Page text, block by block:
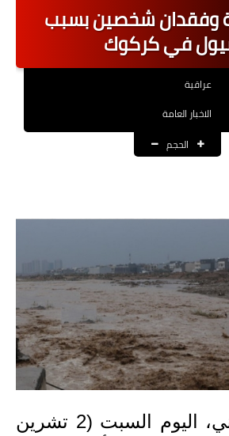
اخبار القطاع العام
اخبار القطاع الخاص
العقود والاجور اليومية
المنح المالية
قطع الاراضي
اخبار العراق
الاخبار السياسية
الاخبار الامنية
وفقدان شخصين بسبب
في كركوك
عراقية
الاخبار العامة
الحجم
افاد مصدر امني، اليوم السبت (2 تشرين